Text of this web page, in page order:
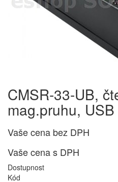
CMSR-33-UB,
mag.pruhu, USB
Vaše cena bez DPH
Vaše cena s DPH
Dostupnost
Kód